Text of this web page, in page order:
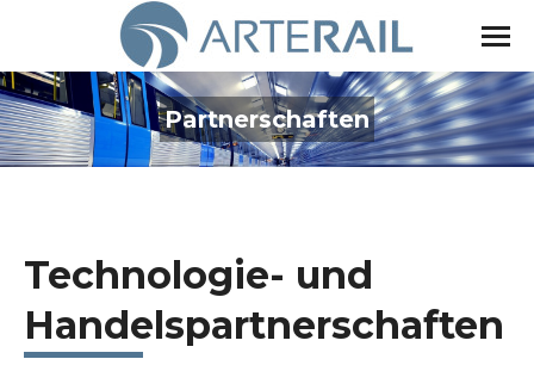
Partnerschaften
Sie befinden sich hier:
Technologie- und
Handelspartnerschaften